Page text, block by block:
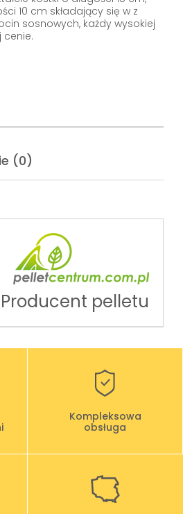
10 cm składający się w z
sosnowych, każdy wysokiej
cenie.
(0)
Producent pelletu
Kompleksowa
obsługa